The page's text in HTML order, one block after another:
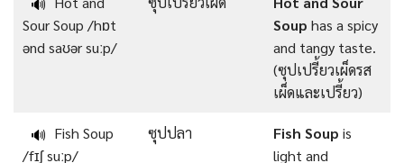
🔊
Sour Soup /hɒt
ənd saʊər suːp/
Soup has a spicy
and tangy taste.
(ซุปเปรี้ยวเผ็ดรส
เผ็ดและเปรี้ยว)
🔊 Fish Soup
/fɪʃ suːp/
ซุปปลา Fish Soup is
light and